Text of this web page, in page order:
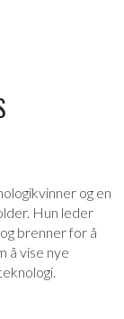
og en
Hun leder
brenner for å
å vise nye